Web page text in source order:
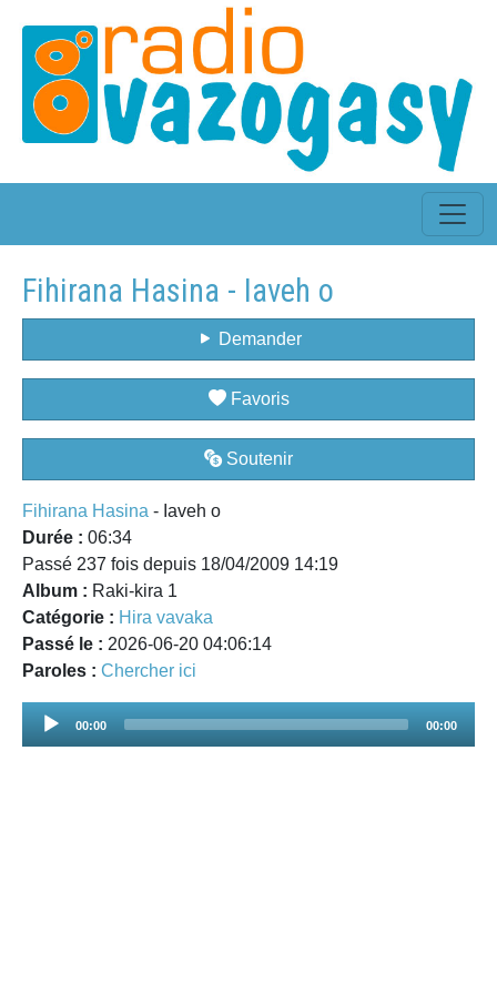
Fihirana Hasina - Iaveh o
Demander
Favoris
Soutenir
Fihirana Hasina - Iaveh o
Durée : 06:34
Passé 237 fois depuis 18/04/2009 14:19
Album : Raki-kira 1
Catégorie : Hira vavaka
Passé le : 2026-06-20 04:06:14
Paroles : Chercher ici
Audio
00:00 00:00